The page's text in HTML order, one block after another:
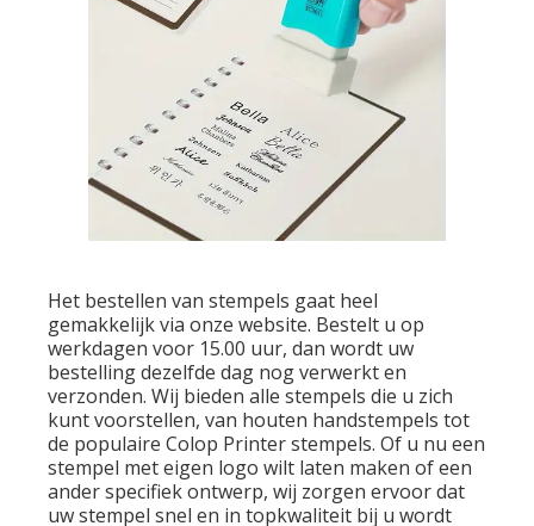
Het bestellen van stempels gaat heel
gemakkelijk via onze website. Bestelt u op
werkdagen voor 15.00 uur, dan wordt uw
bestelling dezelfde dag nog verwerkt en
verzonden. Wij bieden alle stempels die u zich
kunt voorstellen, van houten handstempels tot
de populaire Colop Printer stempels. Of u nu een
stempel met eigen logo wilt laten maken of een
ander specifiek ontwerp, wij zorgen ervoor dat
uw stempel snel en in topkwaliteit bij u wordt